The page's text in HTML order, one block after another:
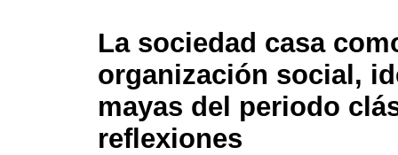
La sociedad casa
organización social,
mayas del periodo
reflexiones